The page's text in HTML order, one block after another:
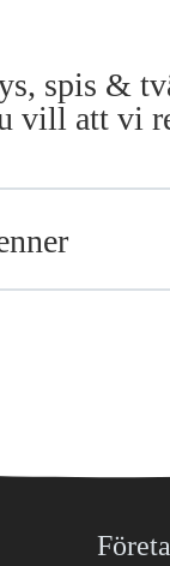
spis &
vill att vi